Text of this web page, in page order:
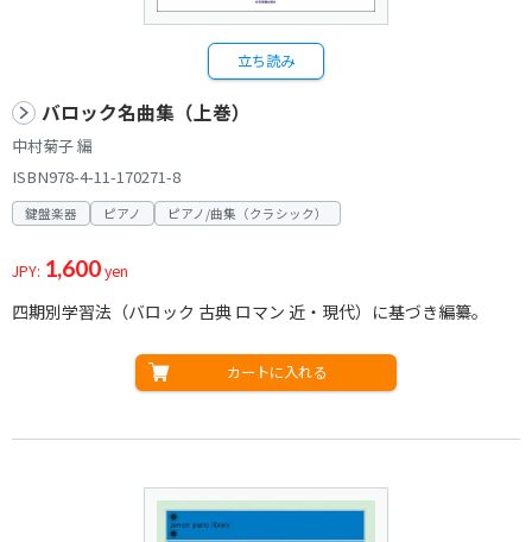
立ち読み
バロック名曲集（上巻）
中村菊子 編
ISBN978-4-11-170271-8
鍵盤楽器 ピアノ ピアノ/曲集（クラシック）
JPY: 1,600yen
四期別学習法（バロック 古典 ロマン 近・現代）に基づき編纂。
カートに入れる